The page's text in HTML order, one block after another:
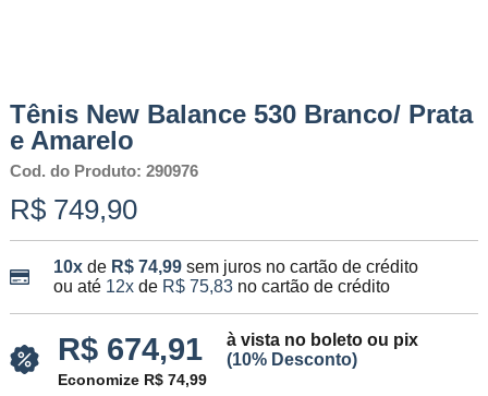
Tênis New Balance 530 Branco/ Prata
e Amarelo
Cod. do Produto: 290976
R$ 749,90
10xde R$ 74,99 sem juros no cartão de crédito
ou até 12xde R$ 75,83no cartão de crédito
R$ 674,91
à vista no boleto ou pix
(10% Desconto)
Economize R$ 74,99